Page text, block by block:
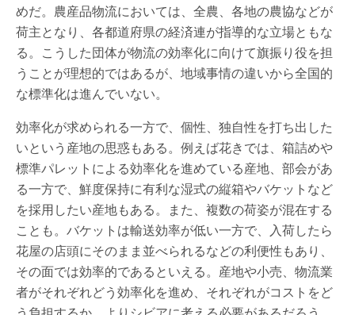
めだ。農産品物流においては、全農、各地の農協などが
荷主となり、各都道府県の経済連が指導的な立場ともな
る。こうした団体が物流の効率化に向けて旗振り役を担
うことが理想的ではあるが、地域事情の違いから全国的
な標準化は進んでいない。
効率化が求められる一方で、個性、独自性を打ち出した
いという産地の思惑もある。例えば花きでは、箱詰めや
標準パレットによる効率化を進めている産地、部会があ
る一方で、鮮度保持に有利な湿式の縦箱やバケットなど
を採用したい産地もある。また、複数の荷姿が混在する
ことも。バケットは輸送効率が低い一方で、入荷したら
花屋の店頭にそのまま並べられるなどの利便性もあり、
その面では効率的であるといえる。産地や小売、物流業
者がそれぞれどう効率化を進め、それぞれがコストをど